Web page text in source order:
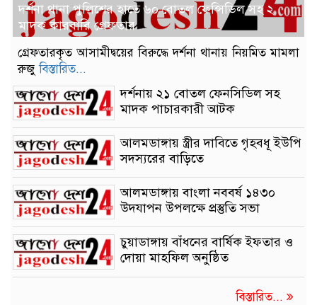
দর্শনা থানা পুলিশের হাতে ৬০ বোতল ফেন্সিডিল সহ ২
মাদক কারবারি গ্রেফতার
গ্রেফতারকৃত আসামীদ্বয়ের বিরুদ্ধে দর্শনা থানায় নিয়মিত মামলা
রুজুবিস্তারিত...
দর্শনায় ২১ বোতল ফেনসিডিল সহ
মাদক পাচারকারী আটক
আলমডাঙ্গায় স্ত্রীর দাবিতে গৃহবধূ ইউপি
সদস্যরের বাড়িতে
আলমডাঙ্গায় বাংলা নববর্ষ ১৪৩০
উদযাপন উপলক্ষে প্রস্তুতি সভা
চুয়াডাঙ্গায় বাঁধনের বার্ষিক ইফতার ও
দোয়া মাহফিল অনুষ্ঠিত
বিস্তারিত...